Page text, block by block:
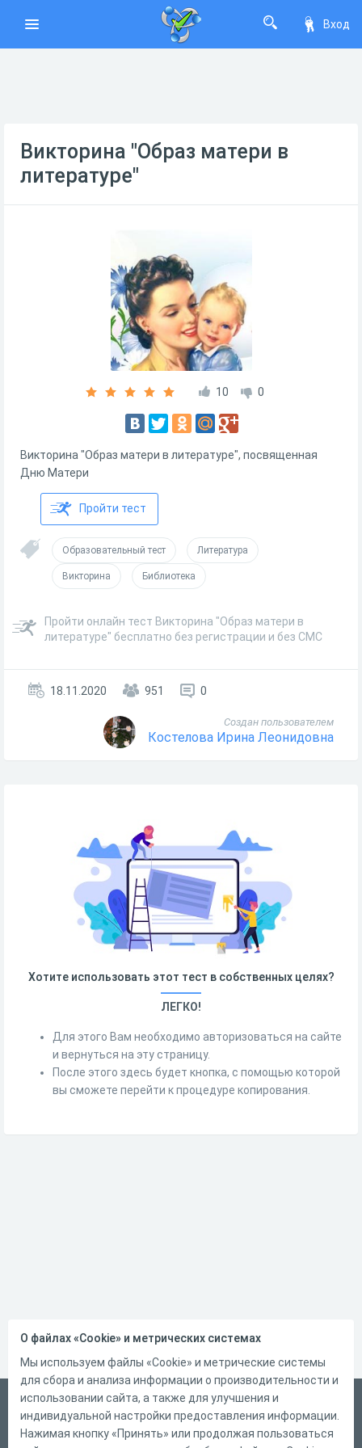
Вход
Викторина "Образ матери в
литературе"
10 0
Викторина "Образ матери в литературе", посвященная
Дню Матери
Пройти тест
Образовательный тест Литература
Викторина Библиотека
Пройти онлайн тест Викторина "Образ матери в
литературе" бесплатно без регистрации и без СМС
18.11.2020 951 0
Создан пользователем
Костелова Ирина Леонидовна
Хотите использовать этот тест в собственных целях?
ЛЕГКО!
Для этого Вам необходимо авторизоваться на сайте
и вернуться на эту страницу.
После этого здесь будет кнопка, с помощью которой
вы сможете перейти к процедуре копирования.
Русский
Справка
О файлах «Cookie» и метрических системах
Мы используем файлы «Cookie» и метрические системы
для сбора и анализа информации о производительности и
использовании сайта, а также для улучшения и
индивидуальной настройки предоставления информации.
Нажимая кнопку «Принять» или продолжая пользоваться